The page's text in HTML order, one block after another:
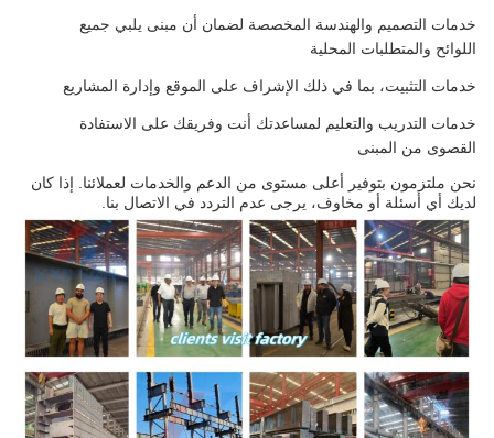
خدمات التصميم والهندسة المخصصة لضمان أن مبنى يلبي جميع
اللوائح والمتطلبات المحلية
خدمات التثبيت، بما في ذلك الإشراف على الموقع وإدارة المشاريع
خدمات التدريب والتعليم لمساعدتك أنت وفريقك على الاستفادة
القصوى من المبنى
نحن ملتزمون بتوفير أعلى مستوى من الدعم والخدمات لعملائنا. إذا كان
لديك أي أسئلة أو مخاوف، يرجى عدم التردد في الاتصال بنا.